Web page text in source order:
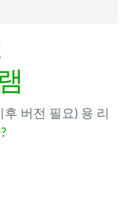
버전 필요) 용 리